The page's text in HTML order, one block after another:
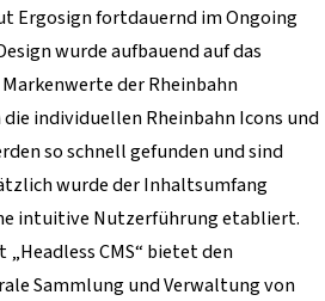
Ergosign fortdauernd im Ongoing
wurde aufbauend auf das
der Rheinbahn
individuellen Rheinbahn Icons und
so schnell gefunden und sind
wurde der Inhaltsumfang
intuitive Nutzerführung etabliert.
CMS“ bietet den
Sammlung und Verwaltung von